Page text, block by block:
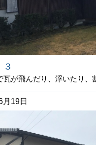
瓦が飛んだり、浮いたり、
月19日